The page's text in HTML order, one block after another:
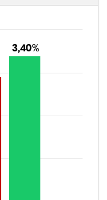
3,40%
3,40%